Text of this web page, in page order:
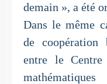
demain », a été
Dans le même
de coopération
entre le Centre